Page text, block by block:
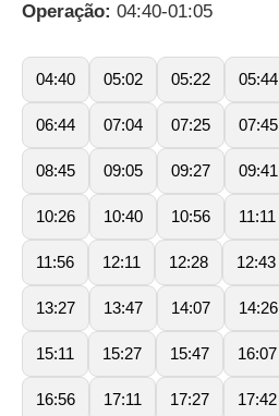
Operação: 04:40-01:05
04:40 05:02 05:22 05:44
06:44 07:04 07:25 07:45
08:45 09:05 09:27 09:41
10:26 10:40 10:56 11:11
11:56 12:11 12:28 12:43
13:27 13:47 14:07 14:26
15:11 15:27 15:47 16:07
16:56 17:11 17:27 17:42